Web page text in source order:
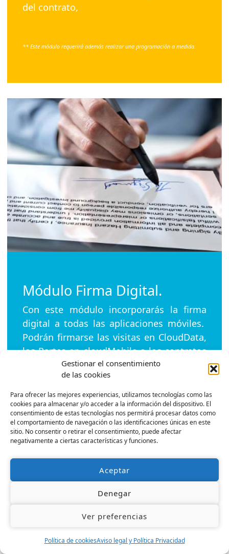
Gestionar el consentimiento
de las cookies
Para ofrecer las mejores experiencias, utilizamos tecnologías como las
cookies para almacenar y/o acceder a la información del dispositivo. El
consentimiento de estas tecnologías nos permitirá procesar datos como
el comportamiento de navegación o las identificaciones únicas en este
sitio. No consentir o retirar el consentimiento, puede afectar
negativamente a ciertas características y funciones.
Aceptar
Denegar
Ver preferencias
Política de cookiesAviso legal y Política Privacidad
del contrato,
** Este módulo requerirá además realizar una programación a medida.
Módulo Firma Digital.
Con este módulo incorporarás la firma
digital a todas las aplicaciones móviles.
Podrán firmarse las visitas en CloudData,
los Partes en cloudMobile o los contratos
digitales .